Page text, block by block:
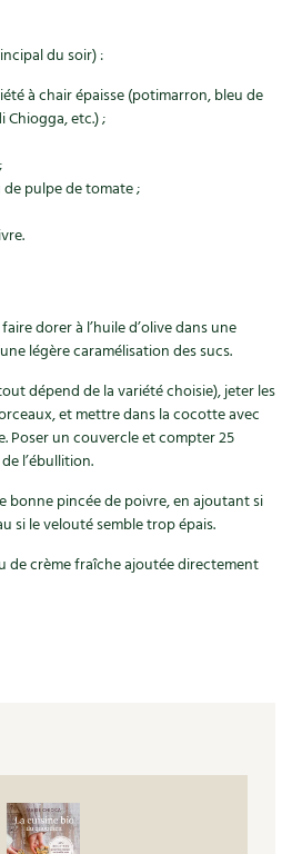
vegan
du soir) :
à chair épaisse (potimarron, bleu de
etc.) ;
pulpe de tomate ;
dorer à l’huile d’olive dans une
légère caramélisation des sucs.
dépend de la variété choisie), jeter les
et mettre dans la cocotte avec
Poser un couvercle et compter 25
l’ébullition.
bonne pincée de poivre, en ajoutant si
si le velouté semble trop épais.
de crème fraîche ajoutée directement